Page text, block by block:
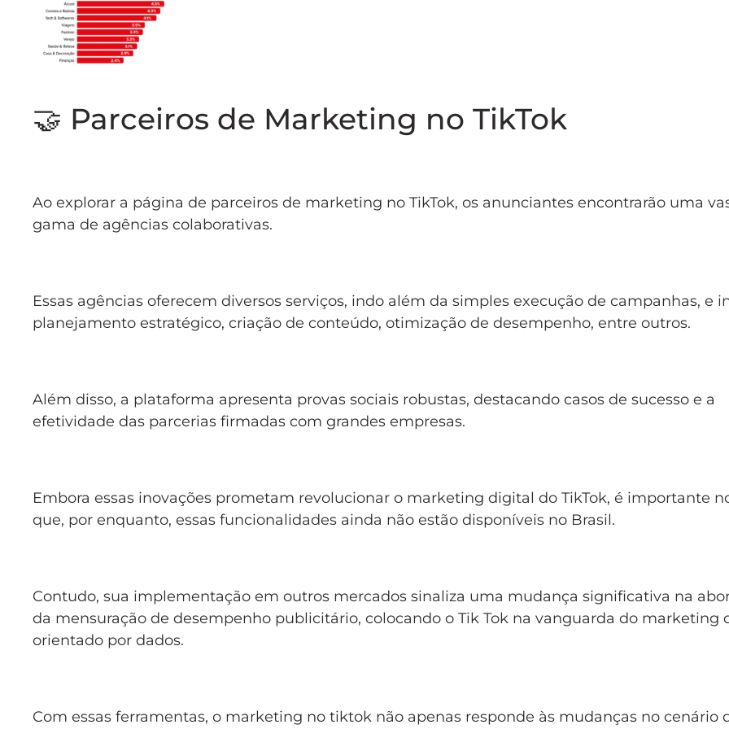
🤝 Parceiros de Marketing no TikTok
Ao explorar a página de parceiros de marketing no TikTok, os anunciantes encontrarão uma
gama de agências colaborativas.
Essas agências oferecem diversos serviços, indo além da simples execução de campanhas, e
planejamento estratégico, criação de conteúdo, otimização de desempenho, entre outros.
Além disso, a plataforma apresenta provas sociais robustas, destacando casos de sucesso e a
efetividade das parcerias firmadas com grandes empresas.
Embora essas inovações prometam revolucionar o marketing digital do TikTok, é importante
que, por enquanto, essas funcionalidades ainda não estão disponíveis no Brasil.
Contudo, sua implementação em outros mercados sinaliza uma mudança significativa na
da mensuração de desempenho publicitário, colocando o Tik Tok na vanguarda do marketing
orientado por dados.
Com essas ferramentas, o marketing no tiktok não apenas responde às mudanças no cenário